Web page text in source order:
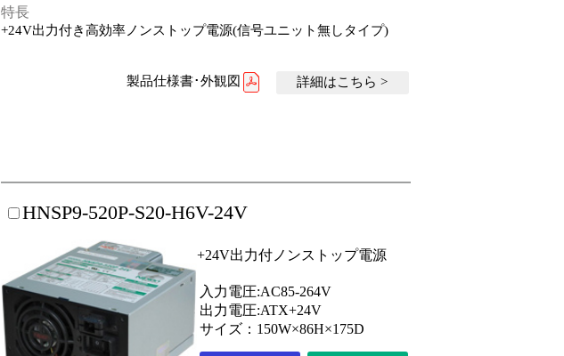
特長
+24V出力付き高効率ノンストップ電源(信号ユニット無しタイプ)
製品仕様書･外観図 詳細はこちら >
HNSP9-520P-S20-H6V-24V
+24V出力付ノンストップ電源
入力電圧:AC85-264V
出力電圧:ATX+24V
サイズ：150W×86H×175D